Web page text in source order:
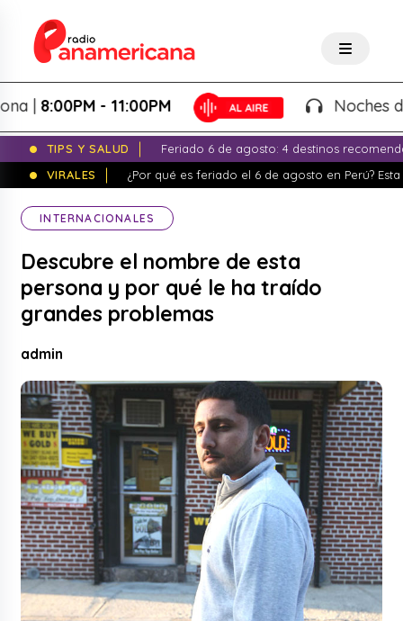
8:00PM - 11:00PM Noches de
TIPS Y SALUD
Feriado 6 de agosto: 4 destinos
VIRALES
¿Por qué es feriado el 6 de agosto en Perú?
INTERNACIONALES
Descubre el nombre de esta
persona y por qué le ha traído
grandes problemas
admin